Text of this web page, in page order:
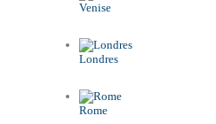
Venise
Londres
Rome